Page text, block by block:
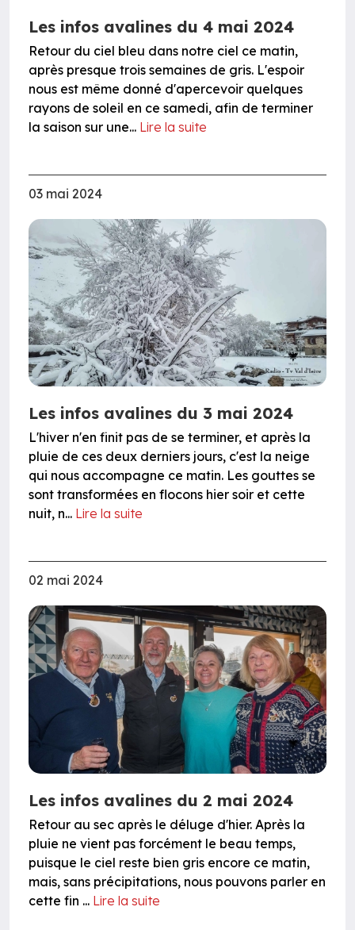
Les infos avalines du 4 mai 2024
Retour du ciel bleu dans notre ciel ce matin,
après presque trois semaines de gris. L'espoir
nous est même donné d'apercevoir quelques
rayons de soleil en ce samedi, afin de terminer
la saison sur une... Lire la suite
03 mai 2024
Les infos avalines du 3 mai 2024
L'hiver n'en finit pas de se terminer, et après la
pluie de ces deux derniers jours, c'est la neige
qui nous accompagne ce matin. Les gouttes se
sont transformées en flocons hier soir et cette
nuit, n... Lire la suite
02 mai 2024
Les infos avalines du 2 mai 2024
Retour au sec après le déluge d'hier. Après la
pluie ne vient pas forcément le beau temps,
puisque le ciel reste bien gris encore ce matin,
mais, sans précipitations, nous pouvons parler en
cette fin ... Lire la suite